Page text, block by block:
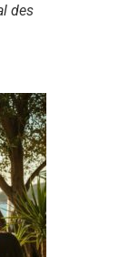
des